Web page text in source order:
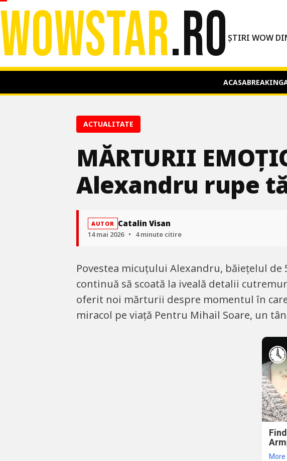
WOWSTAR.RO ȘTIRI WOW
ACASABREAKING
ACTUALITATE
MĂRTURII
Alexandru rupe
AUTOR Catalin Visan
14 mai 2026 • 4 minute citire
Povestea micuțului Alexandru, băiețelul
continuă să scoată la iveală detalii
oferit noi mărturii despre momentul în
miracol pe viață Pentru Mihail Soare, un
More